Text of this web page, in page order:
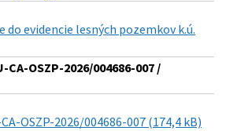
do evidencie lesných pozemkov k.ú.
OSZP-2026/004686-007 /
OSZP-2026/004686-007 (174,4 kB)